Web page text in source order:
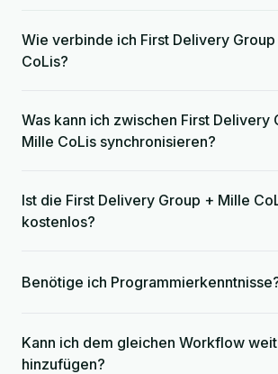
Wie verbinde ich First Delivery
CoLis?
Was kann ich zwischen First Delivery
Mille CoLis synchronisieren?
Ist die First Delivery Group + Mille
kostenlos?
Benötige ich
Kann ich dem gleichen Workflow
hinzufügen?